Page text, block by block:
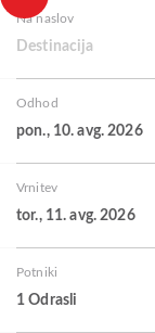
Na naslov
Destinacija
Odhod
pon., 10. avg. 2026
Vrnitev
tor., 11. avg. 2026
Potniki
1 Odrasli